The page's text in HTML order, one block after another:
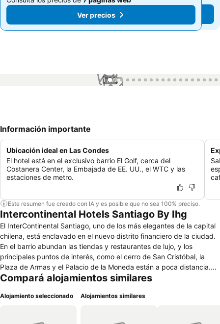
Ver precios
Ver precios
1 / 99
Información importante
Ubicación ideal en Las Condes
El hotel está en el exclusivo barrio El Golf, cerca del
Costanera Center, la Embajada de EE. UU., el WTC y las
estaciones de metro.
Este resumen fue creado con IA y es posible que no sea 100% preciso.
Intercontinental Hotels Santiago By Ihg
El InterContinental Santiago, uno de los más elegantes de la capital
chilena, está enclavado en el nuevo distrito financiero de la ciudad.
En el barrio abundan las tiendas y restaurantes de lujo, y los
principales puntos de interés, como el cerro de San Cristóbal, la
Plaza de Armas y el Palacio de la Moneda están a poca distancia.
Hay pistas de esquí a menos de una hora y, si prefiere navegar, el
con 381 habitaciones de lujo, cómodas, elegantes y dotadas con la
Compará alojamientos similares
Alojamiento seleccionado Alojamientos similares